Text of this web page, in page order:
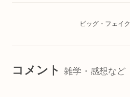
ビッグ・フェイク
コメント 雑学・感想など